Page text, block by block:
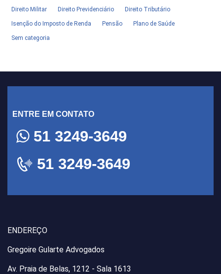
Direito Militar Direito Previdenciário Direito Tributário
Isenção do Imposto de Renda Pensão Plano de Saúde
Sem categoria
ENTRE EM CONTATO
51 3249-3649
51 3249-3649
ENDEREÇO
Gregoire Gularte Advogados
Av. Praia de Belas, 1212 - Sala 1613